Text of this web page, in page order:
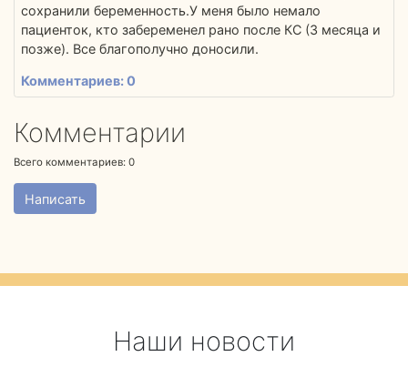
сохранили беременность.У меня было немало
пациенток, кто забеременел рано после КС (3 месяца и
позже). Все благополучно доносили.
Комментариев: 0
Комментарии
Всего комментариев: 0
Написать
Наши новости